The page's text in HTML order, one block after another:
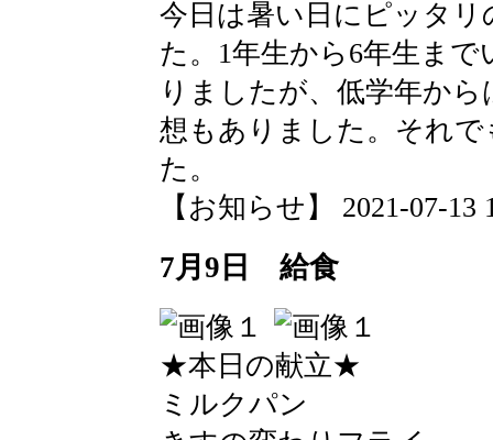
今日は暑い日にピッタ
た。1年生から6年生ま
りましたが、低学年か
想もありました。それ
た。
【お知らせ】 2021-07-13
7月9日 給食
★本日の献立★
ミルクパン